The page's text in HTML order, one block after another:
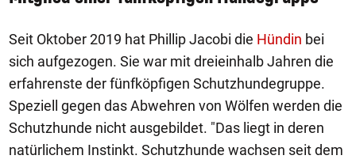
Seit Oktober 2019 hat Phillip Jacobi die Hündin bei
sich aufgezogen. Sie war mit dreieinhalb Jahren die
erfahrenste der fünfköpfigen Schutzhundegruppe.
Speziell gegen das Abwehren von Wölfen werden die
Schutzhunde nicht ausgebildet. "Das liegt in deren
natürlichem Instinkt. Schutzhunde wachsen seit dem